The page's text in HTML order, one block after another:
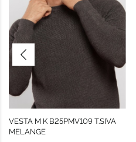
VESTA M K B25PMV109 T.SIVA
MELANGE